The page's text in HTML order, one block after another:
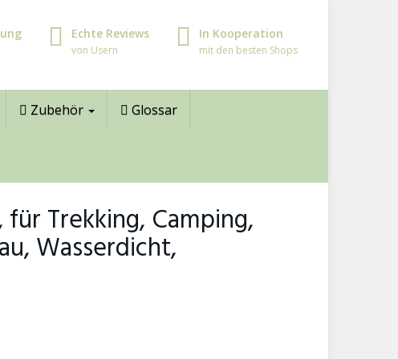
Echte Reviews
von Usern
In Kooperation
mit den besten Shops
Zubehör Glossar
Trekking, Camping,
Wasserdicht,